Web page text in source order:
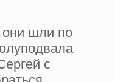
они шли по
с